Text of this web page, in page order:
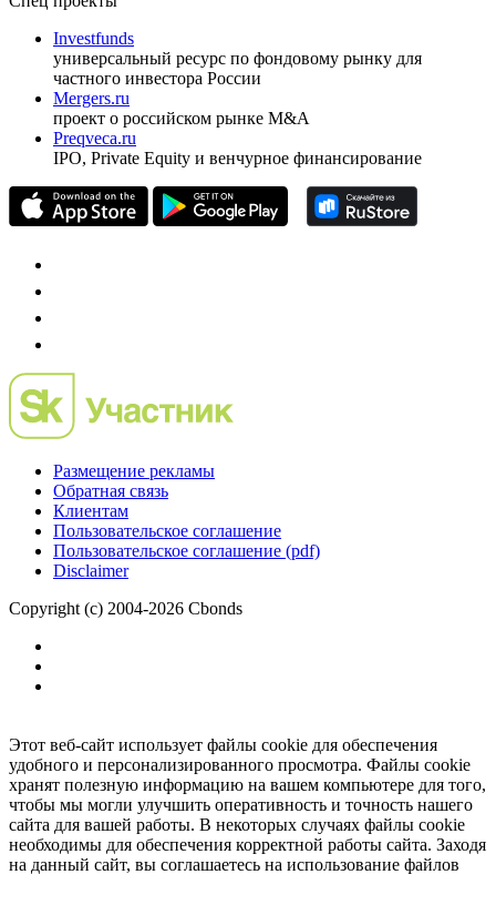
Investfunds
универсальный ресурс по фондовому рынку для
частного инвестора России
Mergers.ru
проект о российском рынке M&A
Preqveca.ru
IPO, Private Equity и венчурное финансирование
Размещение рекламы
Обратная связь
Клиентам
Пользовательское соглашение
Пользовательское соглашение (pdf)
Disclaimer
Copyright (c) 2004-2026 Cbonds
Этот веб-сайт использует файлы cookie для обеспечения
удобного и персонализированного просмотра. Файлы cookie
хранят полезную информацию на вашем компьютере для того,
чтобы мы могли улучшить оперативность и точность нашего
сайта для вашей работы. В некоторых случаях файлы cookie
необходимы для обеспечения корректной работы сайта. Заходя
на данный сайт, вы соглашаетесь на использование файлов